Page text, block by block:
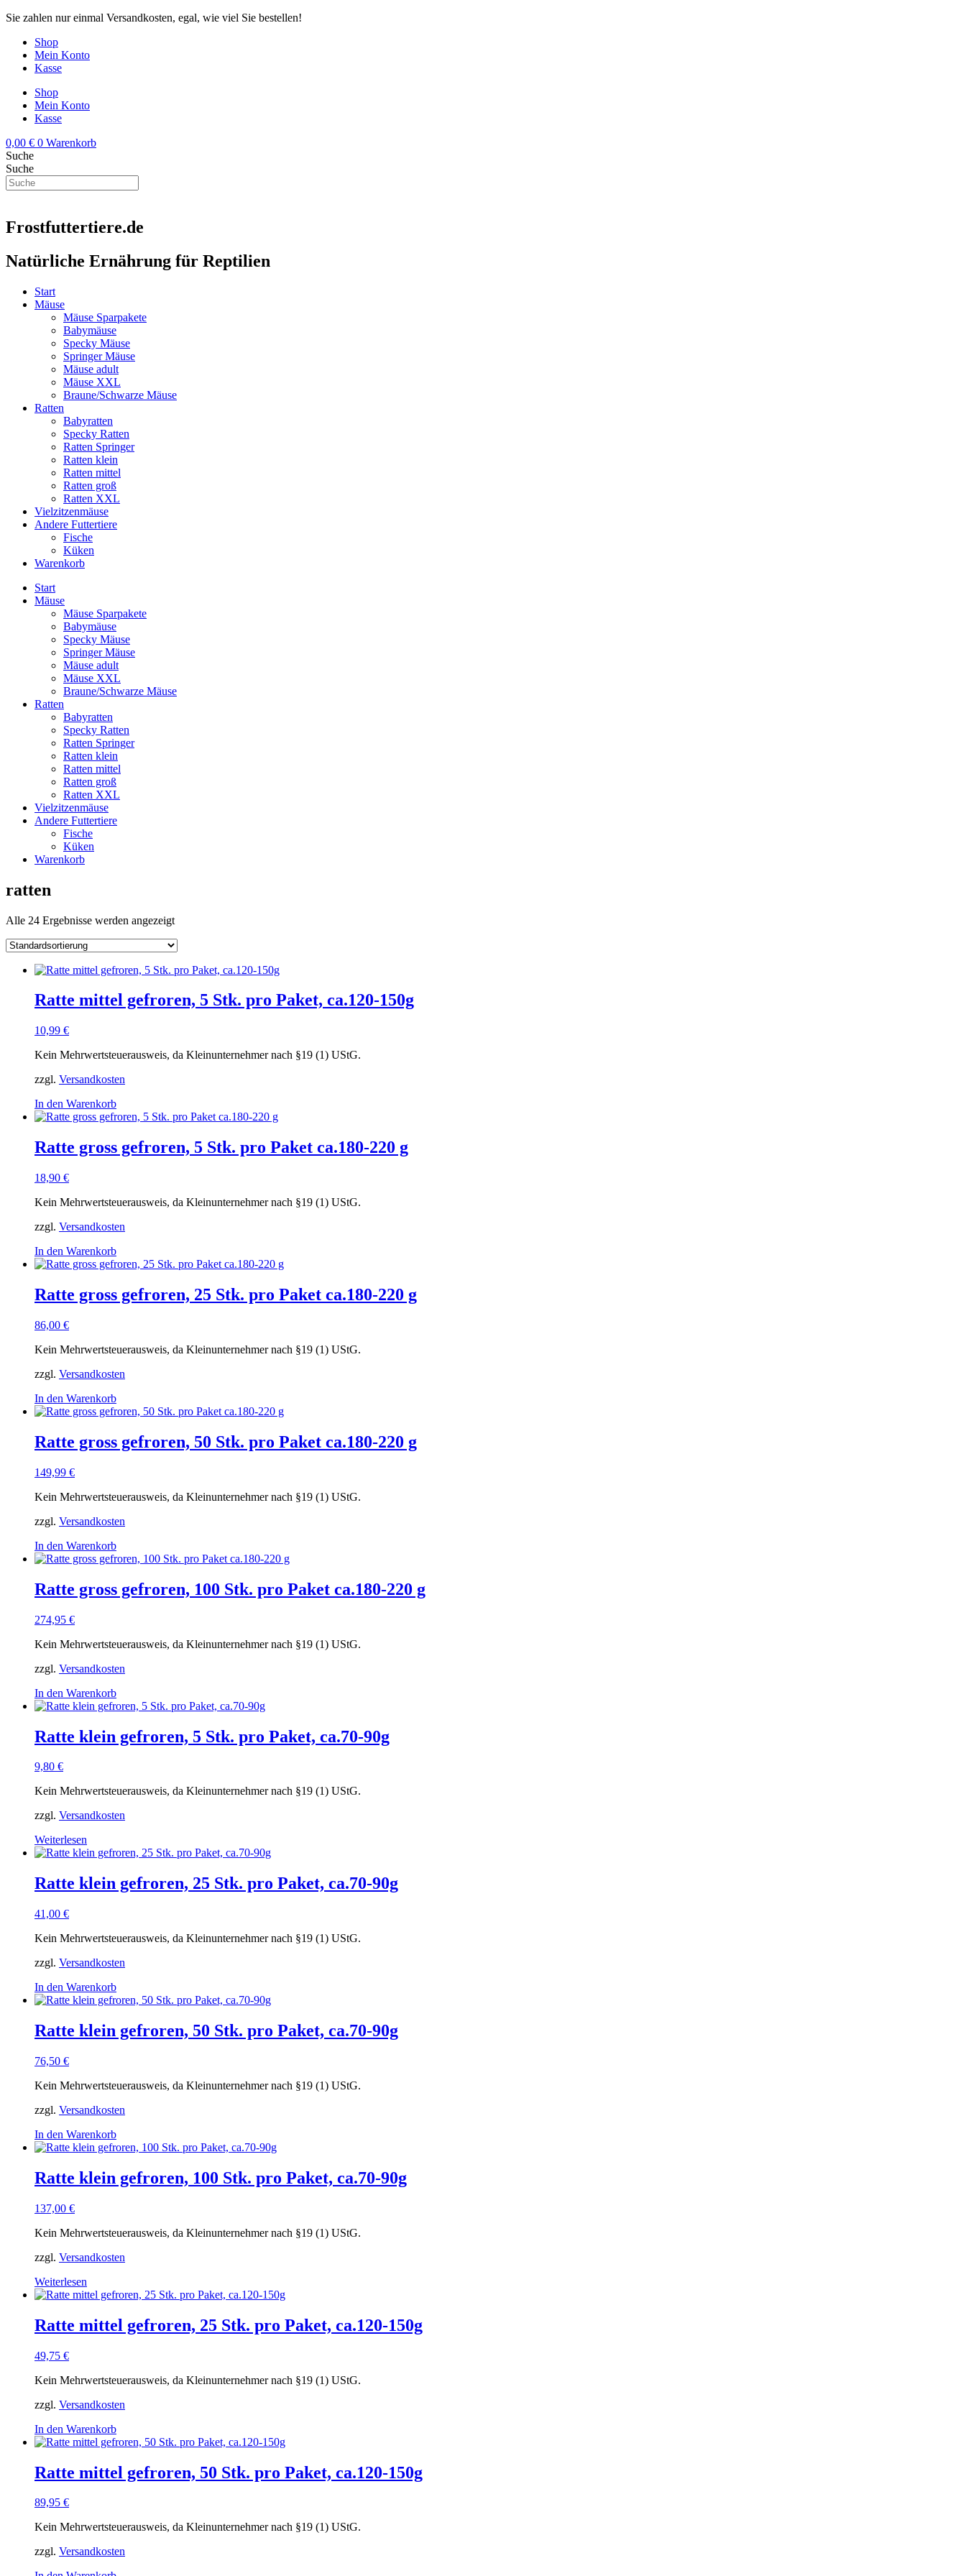
Zum
springen
Sie zahlen nur einmal Versandkosten, egal, wie viel Sie bestellen!
Shop
Mein Konto
Kasse
Shop
Mein Konto
Kasse
0,00 € 0 Warenkorb
Suche
Suche
Frostfuttertiere.de
Natürliche Ernährung für Reptilien
Start
Mäuse
Mäuse Sparpakete
Babymäuse
Specky Mäuse
Springer Mäuse
Mäuse adult
Mäuse XXL
Braune/Schwarze Mäuse
Ratten
Babyratten
Specky Ratten
Ratten Springer
Ratten klein
Ratten mittel
Ratten groß
Ratten XXL
Vielzitzenmäuse
Andere Futtertiere
Fische
Küken
Warenkorb
Start
Mäuse
Mäuse Sparpakete
Babymäuse
Specky Mäuse
Springer Mäuse
Mäuse adult
Mäuse XXL
Braune/Schwarze Mäuse
Ratten
Babyratten
Specky Ratten
Ratten Springer
Ratten klein
Ratten mittel
Ratten groß
Ratten XXL
Vielzitzenmäuse
Andere Futtertiere
Fische
Küken
Warenkorb
ratten
Alle 24 Ergebnisse werden angezeigt
Ratte mittel gefroren, 5 Stk. pro Paket, ca.120-150g
10,99 €
Kein Mehrwertsteuerausweis, da Kleinunternehmer nach §19 (1) UStG.
zzgl. Versandkosten
In den Warenkorb
Ratte gross gefroren, 5 Stk. pro Paket ca.180-220 g
18,90 €
Kein Mehrwertsteuerausweis, da Kleinunternehmer nach §19 (1) UStG.
zzgl. Versandkosten
In den Warenkorb
Ratte gross gefroren, 25 Stk. pro Paket ca.180-220 g
86,00 €
Kein Mehrwertsteuerausweis, da Kleinunternehmer nach §19 (1) UStG.
zzgl. Versandkosten
In den Warenkorb
Ratte gross gefroren, 50 Stk. pro Paket ca.180-220 g
149,99 €
Kein Mehrwertsteuerausweis, da Kleinunternehmer nach §19 (1) UStG.
zzgl. Versandkosten
In den Warenkorb
Ratte gross gefroren, 100 Stk. pro Paket ca.180-220 g
274,95 €
Kein Mehrwertsteuerausweis, da Kleinunternehmer nach §19 (1) UStG.
zzgl. Versandkosten
In den Warenkorb
Ratte klein gefroren, 5 Stk. pro Paket, ca.70-90g
9,80 €
Kein Mehrwertsteuerausweis, da Kleinunternehmer nach §19 (1) UStG.
zzgl. Versandkosten
Weiterlesen
Ratte klein gefroren, 25 Stk. pro Paket, ca.70-90g
41,00 €
Kein Mehrwertsteuerausweis, da Kleinunternehmer nach §19 (1) UStG.
zzgl. Versandkosten
In den Warenkorb
Ratte klein gefroren, 50 Stk. pro Paket, ca.70-90g
76,50 €
Kein Mehrwertsteuerausweis, da Kleinunternehmer nach §19 (1) UStG.
zzgl. Versandkosten
In den Warenkorb
Ratte klein gefroren, 100 Stk. pro Paket, ca.70-90g
137,00 €
Kein Mehrwertsteuerausweis, da Kleinunternehmer nach §19 (1) UStG.
zzgl. Versandkosten
Weiterlesen
Ratte mittel gefroren, 25 Stk. pro Paket, ca.120-150g
49,75 €
Kein Mehrwertsteuerausweis, da Kleinunternehmer nach §19 (1) UStG.
zzgl. Versandkosten
In den Warenkorb
Ratte mittel gefroren, 50 Stk. pro Paket, ca.120-150g
89,95 €
Kein Mehrwertsteuerausweis, da Kleinunternehmer nach §19 (1) UStG.
zzgl. Versandkosten